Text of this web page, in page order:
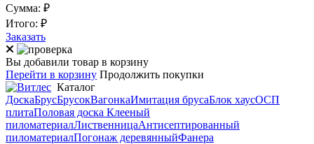
Сумма: ₽
Итого: ₽
Заказать
Вы добавили товар в корзину
Перейти в корзину Продолжить покупки
Каталог
ДоскаБрусБрусокВагонкаИмитация брусаБлок хаусОСП
плитаПоловая доска Клееный
пиломатериалЛиственницаАнтисептированный
пиломатериалПогонаж деревянныйФанера